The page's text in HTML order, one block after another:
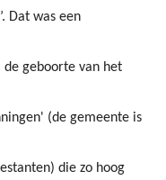
Dat was een
de geboorte van het
(de gemeente is
die zo hoog